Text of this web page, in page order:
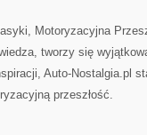
Motoryzacyjna
tworzy się
Auto-Nostalgia.pl
przeszłość.